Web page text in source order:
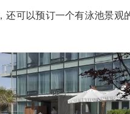
还可以预订一个有泳池景观